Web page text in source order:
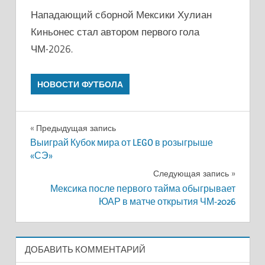
Нападающий сборной Мексики Хулиан
Киньонес стал автором первого гола
ЧМ-2026.
НОВОСТИ ФУТБОЛА
Навигация
по
Предыдущая запись
Выиграй Кубок мира от LEGO в розыгрыше
«СЭ»
Следующая запись
Мексика после первого тайма обыгрывает
ЮАР в матче открытия ЧМ-2026
ДОБАВИТЬ КОММЕНТАРИЙ